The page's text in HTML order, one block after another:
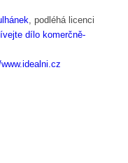
, podléhá licenci
dílo komerčně-